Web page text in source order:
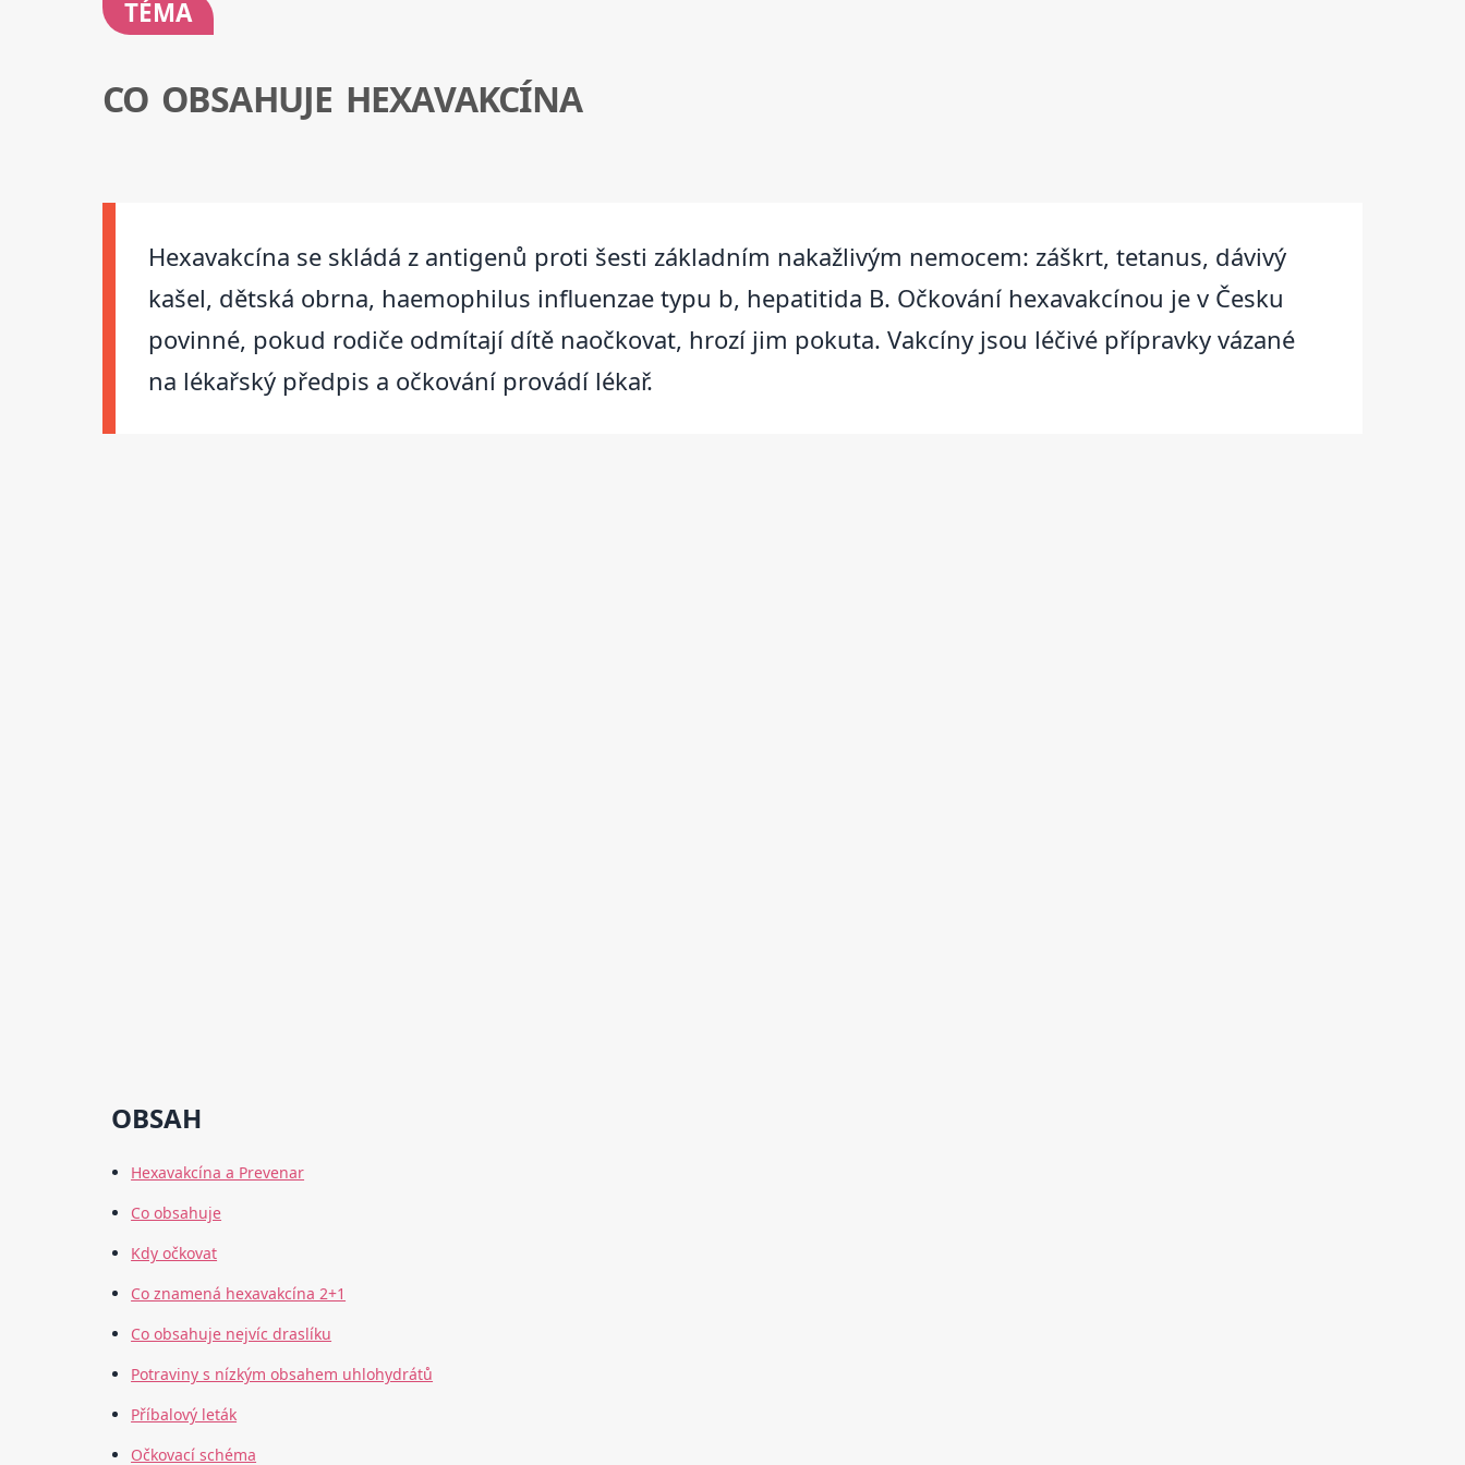
TÉMA
CO OBSAHUJE HEXAVAKCÍNA
Hexavakcína se skládá z antigenů proti šesti základním nakažlivým nemocem: záškrt, tetanus, dávivý
kašel, dětská obrna, haemophilus influenzae typu b, hepatitida B. Očkování hexavakcínou je v Česku
povinné, pokud rodiče odmítají dítě naočkovat, hrozí jim pokuta. Vakcíny jsou léčivé přípravky vázané
na lékařský předpis a očkování provádí lékař.
OBSAH
Hexavakcína a Prevenar
Co obsahuje
Kdy očkovat
Co znamená hexavakcína 2+1
Co obsahuje nejvíc draslíku
Potraviny s nízkým obsahem uhlohydrátů
Příbalový leták
Očkovací schéma